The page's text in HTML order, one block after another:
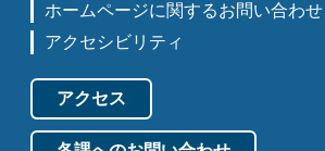
ホームページに関するお問い合わせ
アクセシビリティ
アクセス